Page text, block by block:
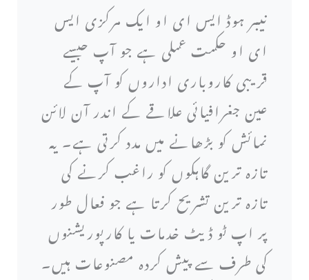
نیبر ہوڈ ایس ای او ایک مرکزی ایس
ای او حکمت عملی ہے جو آپ جیسے
قریبی کاروباری اداروں کو آپ کے
عین جغرافیائی علاقے کے اندر آن لائن
نمائش کو بڑھانے میں مدد کرتی ہے۔ یہ
تازہ ترین گاہکوں کو راغب کرنے کی
تازہ ترین تشریح کرتا ہے جو فعال طور
پر اپ ٹو ڈیٹ خدمات یا کارپوریشنوں
کی طرف سے پیش کردہ مصنوعات ہیں۔